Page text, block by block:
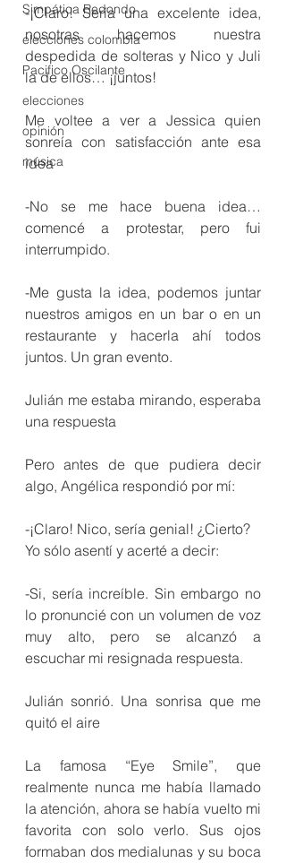
Simpática Redondo
elecciones colombia
Pacifico Oscilante
elecciones
opinión
música
-¡Claro! Sería una excelente idea,
nosotras hacemos nuestra
despedida de solteras y Nico y Juli
la de ellos… ¡juntos!
Me voltee a ver a Jessica quien
sonreía con satisfacción ante esa
idea
-No se me hace buena idea…
comencé a protestar, pero fui
interrumpido.
-Me gusta la idea, podemos juntar
nuestros amigos en un bar o en un
restaurante y hacerla ahí todos
juntos. Un gran evento.
Julián me estaba mirando, esperaba
una respuesta
Pero antes de que pudiera decir
algo, Angélica respondió por mí:
-¡Claro! Nico, sería genial! ¿Cierto?
Yo sólo asentí y acerté a decir:
-Si, sería increíble. Sin embargo no
lo pronuncié con un volumen de voz
muy alto, pero se alcanzó a
escuchar mi resignada respuesta.
Julián sonrió. Una sonrisa que me
quitó el aire
La famosa “Eye Smile”, que
realmente nunca me había llamado
la atención, ahora se había vuelto mi
favorita con solo verlo. Sus ojos
formaban dos medialunas y su boca